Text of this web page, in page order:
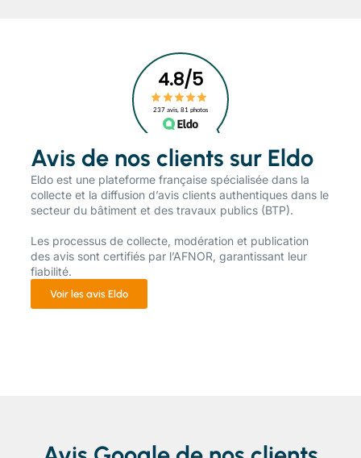
Avis de nos clients sur Eldo
​Eldo est une plateforme française spécialisée dans la
collecte et la diffusion d’avis clients authentiques dans le
secteur du bâtiment et des travaux publics (BTP).
Les processus de collecte, modération et publication
des avis sont certifiés par l’AFNOR, garantissant leur
fiabilité.
Voir les avis Eldo